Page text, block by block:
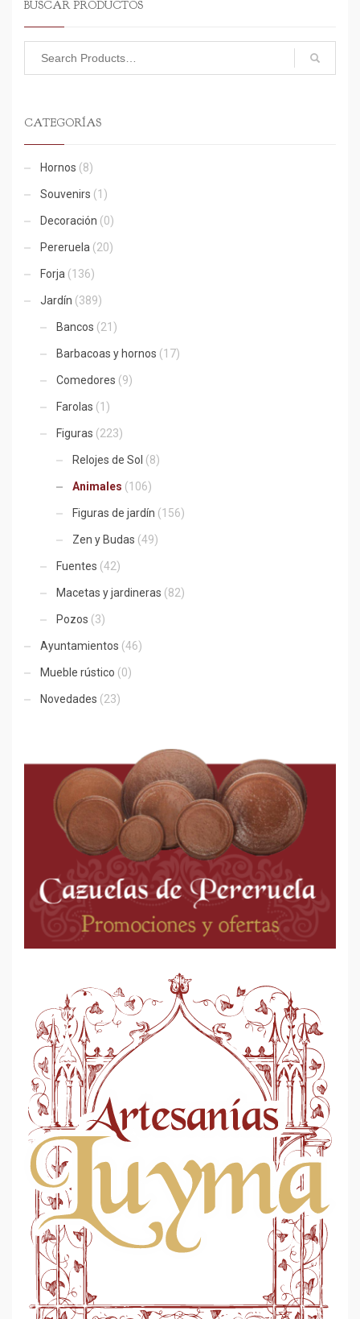
BUSCAR PRODUCTOS
CATEGORÍAS
Hornos (8)
Souvenirs (1)
Decoración (0)
Pereruela (20)
Forja (136)
Jardín (389)
Bancos (21)
Barbacoas y hornos (17)
Comedores (9)
Farolas (1)
Figuras (223)
Relojes de Sol (8)
Animales (106)
Figuras de jardín (156)
Zen y Budas (49)
Fuentes (42)
Macetas y jardineras (82)
Pozos (3)
Ayuntamientos (46)
Mueble rústico (0)
Novedades (23)